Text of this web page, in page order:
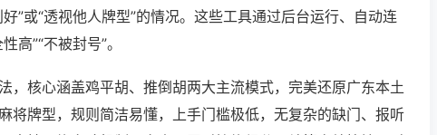
”或“透视他人牌型”的情况。这些工具通过后台运行、自动连
高”“不被封号”。
，核心涵盖鸡平胡、推倒胡两大主流模式，完美还原广东本土
将牌型，规则简洁易懂，上手门槛极低，无复杂的缺门、报听